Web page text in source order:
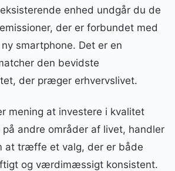
enhed undgår du de
der er forbundet med
smartphone. Det er en
den bevidste
der præger erhvervslivet.
mening at investere i kvalitet
andre områder af livet, handler
at træffe et valg, der er både
og værdimæssigt konsistent.